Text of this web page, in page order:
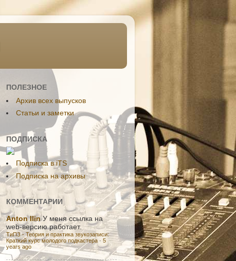
ПОЛЕЗНОЕ
Aрхив всех выпусков
Статьи и заметки
ПОДПИСКА
Подписка в iTS
Подписка на архивы
КОММЕНТАРИИ
Anton Ilin У меня ссылка на
web-версию работает.
ТиПЗ - Теория и практика звукозаписи:
Краткий курс молодого подкастера · 5
years ago